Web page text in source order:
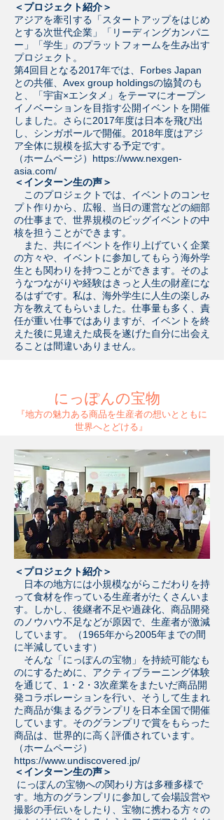
＜プロジェクト紹介＞
アジアを牽引する「スタートアップをはじめ
とする次世代企業」「リーディングカンパニ
ー」「学生」のプラットフォームを生み出す
プロジェクト。
第4回目となる2017年では、Forbes Japan
との共催、Avex group holdingsの協賛のも
と、「宇宙×エンタメ」をテーマにオープン
イノベーションを目指す公開イベントを開催
しました。さらに2017年度は日本を飛び出
し、シンガポールで開催。2018年度はアジ
ア全体に規模を拡大する予定です。
​（ホームページ） https://www.nexgen-
asia.com/
＜インターン生の声＞
このプロジェクトでは、イベントのコンセ
プト作りから、広報、当日の運営などの細部
の仕事まで、世界規模のビッグイベントの中
核を担うことができます。
また、共にイベントを作り上げていく企業
の方々や、イベントに参加してもらう海外学
生とも関わりを持つことができます。そのよ
うなつながりや経験はきっと人生の財産にな
るはずです。私は、海外学生に人生の楽しみ
方を教えてもらいました。仕事量も多く、責
任が重い仕事ではありますが、イベントを終
えた後に見違えた成長を遂げた自分に出会え
ることは間違いありません。
にっぽんの宝物
『地方の魅力ある商品を生産者の想いとともに
世界へとどける』
＜プロジェクト紹介＞
日本の地方には小規模ながらこだわりを持
って食材を作っている生産者がたくさんいま
す。しかし、後継者不足や過疎化、商品開発
のノウハウ不足などが原因で、生産者が激減
しています。（1965年から2005年までの間
に半減しています）
そんな「にっぽんの宝物」を持続可能なも
のにするために、アクティブラーニング体験
を通じて、1・2・3次産業をまたいだ商品開
発コラボレーションを行い、そうして生まれ
た商品が集まるグランプリを日本全国で開催
しています。そのグランプリで賞をもらった
商品は、世界的に高く評価されています。
（ホームページ）
https://www.undiscovered.jp/
＜インターン生の声＞
にっぽんの宝物への関わり方は多種多様で
す。地方のグランプリに参加して会場設営や
撮影の手伝いをしたり、宝物に携わる方々の